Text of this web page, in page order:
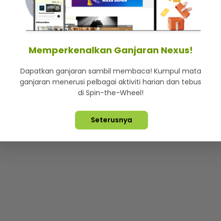
Lebih hot, viral dan sensasi
Terpelihara © 2026. Star Media Group Berhad [197101000523
Memperkenalkan Ganjaran Nexus!
Dapatkan ganjaran sambil membaca! Kumpul mata
ganjaran menerusi pelbagai aktiviti harian dan tebus
di Spin-the-Wheel!
Seterusnya